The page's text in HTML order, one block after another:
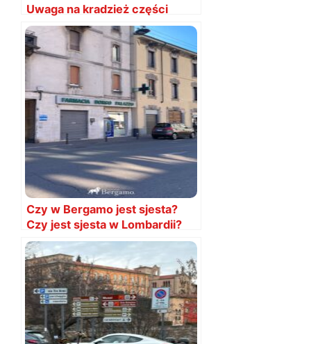
Uwaga na kradzież części
samochodowych
Czy w Bergamo jest sjesta?
Czy jest sjesta w Lombardii?
Kiedy jest sjesta